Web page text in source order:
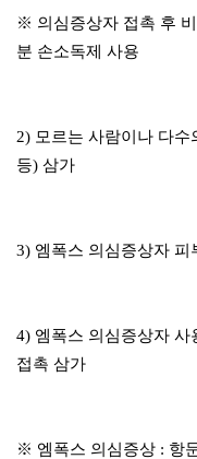
※ 의심증상자 접촉 후
분 손소독제 사용
2) 모르는 사람이나 다
등) 삼가
3) 엠폭스 의심증상자
4) 엠폭스 의심증상자
접촉 삼가
※ 엠폭스 의심증상 : 항